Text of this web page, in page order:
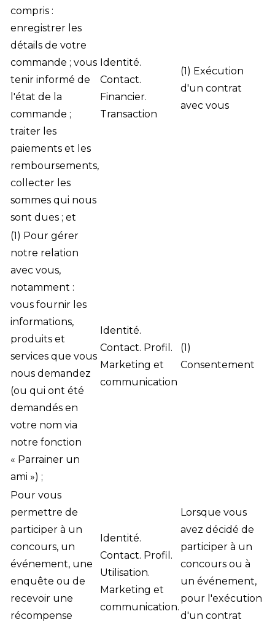
compris :
enregistrer les
détails de votre
commande ; vous
tenir informé de
l'état de la
commande ;
traiter les
paiements et les
remboursements,
collecter les
sommes qui nous
sont dues ; et
Identité.
Contact.
Financier.
Transaction
(1) Exécution
d'un contrat
avec vous
(1) Pour gérer
notre relation
avec vous,
notamment :
vous fournir les
informations,
produits et
services que vous
nous demandez
(ou qui ont été
demandés en
votre nom via
notre fonction
« Parrainer un
ami ») ;
Identité.
Contact. Profil.
Marketing et
communication
(1)
Consentement
Pour vous
permettre de
participer à un
concours, un
événement, une
enquête ou de
recevoir une
récompense
Identité.
Contact. Profil.
Utilisation.
Marketing et
communication.
Lorsque vous
avez décidé de
participer à un
concours ou à
un événement,
pour l'exécution
d'un contrat